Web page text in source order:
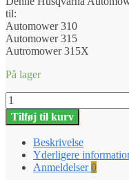
til:
Automower 310
Automower 315
Autromower 315X
På lager
Husqvarna
Automower
vægophæng
310/315
antal
Tilføj til kurv
Beskrivelse
Yderligere
Anmeldelser0